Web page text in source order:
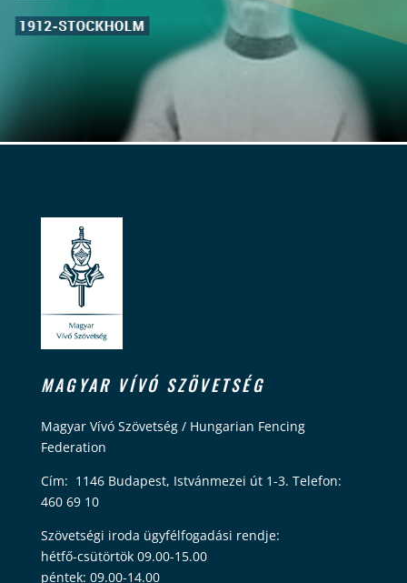
MAGYAR VÍVÓ SZÖVETSÉG
Magyar Vívó Szövetség / Hungarian Fencing
Federation
Cím: 1146 Budapest, Istvánmezei út 1-3. Telefon:
460 69 10
Szövetségi iroda ügyfélfogadási rendje:
hétfő-csütörtök 09.00-15.00
péntek: 09.00-14.00